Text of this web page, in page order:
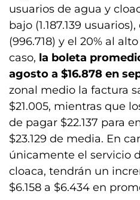
usuarios de agua y
bajo (1.187.139
(996.718) y el 20% al
caso, la boleta
agosto a $16.878 en
zonal medio la factura
$21.005, mientras que
de pagar $22.137 para
$23.129 de media. En
únicamente el servicio
cloaca, tendrán un
$6.158 a $6.434 en